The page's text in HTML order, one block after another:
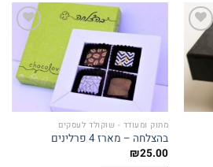
Add to
wishlist
Add to
wishlist
מתוק ומעודד - שוקולד לעסקים
בהצלחה – מארז 4 פרלינים
₪25.00